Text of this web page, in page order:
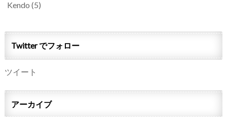
Kendo (5)
Twitter でフォロー
ツイート
アーカイブ